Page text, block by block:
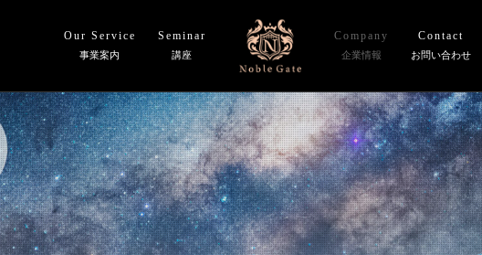
Our Service
事業案内
Seminar
講座
Company
企業情報
Contact
お問い合わせ